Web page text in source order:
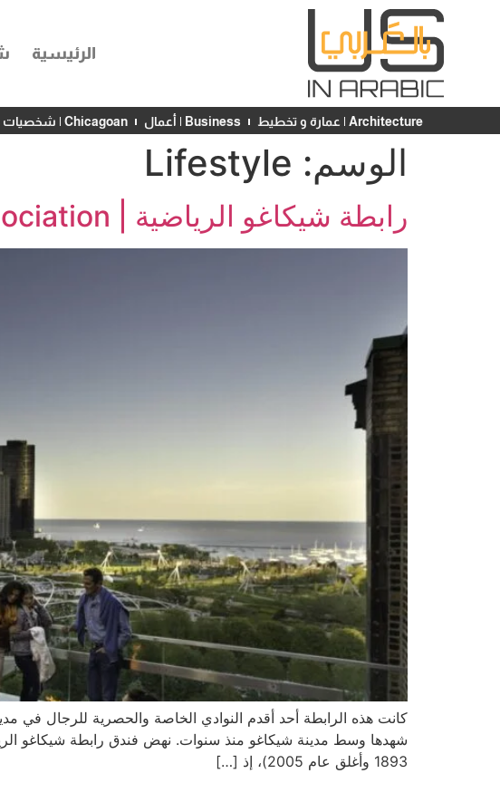
الرئيسية
Architecture | عمارة و تخطيط Business | أعمال Chicagoan | شخصيات محلية
الوسم: Lifestyle
رابطة شيكاغو الرياضية | Chicago Athletic Association
كانت هذه الرابطة أحد أقدم النوادي الخاصة والحصرية للرجال في
1893 وأغلق عام 2005)، إذ […]